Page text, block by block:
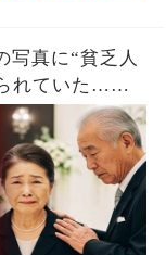
写真に“貧乏人
れていた…夫
去った5時間